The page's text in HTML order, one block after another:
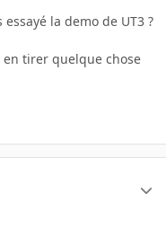
la demo de UT3 ?
tirer quelque chose